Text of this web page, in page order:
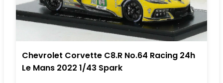
Chevrolet Corvette C8.R No.64 Racing 24h
Le Mans 2022 1/43 Spark